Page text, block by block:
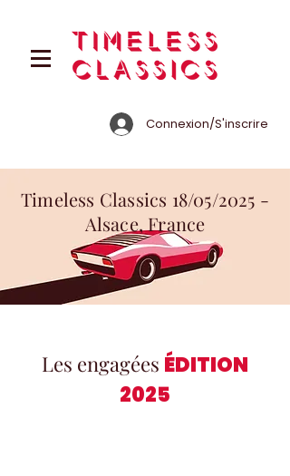
Connexion/S'inscrire
Timeless Classics 18/05/2025 -
Alsace, France
Les engagées ÉDITION
2025